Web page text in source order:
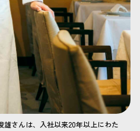
さんは、入社以来20年以上にわた